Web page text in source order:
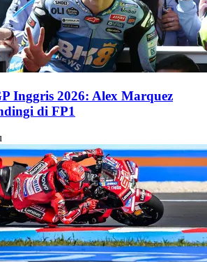
Inggris 2026: Alex Marquez
di FP1